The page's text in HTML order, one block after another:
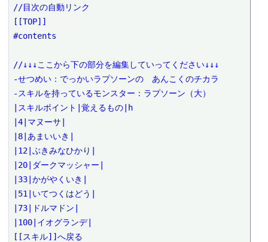
//目次の自動リンク
[[TOP]]
#contents
//↓↓↓ここから下の部分を編集していってください↓↓↓
-せつめい：でっかいラプソーンの　あんこくのチカラ
-スキルを持っているモンスター：ラプソーン（大）
|スキルポイント|覚えるもの|h
|4|マヌーサ|
|8|あまいいき|
|12|ぶきみなひかり|
|20|ダークマッシャー|
|33|かがやくいき|
|51|いてつくはどう|
|73|ドルマドン|
|100|イオグランデ|
[[スキル]]へ戻る